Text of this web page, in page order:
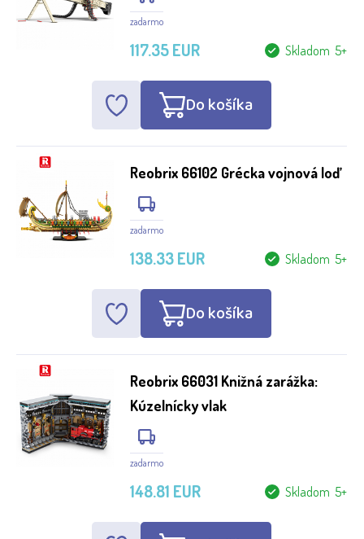
zadarmo
Skladom 5+
117.35 EUR
Do košíka
Reobrix 66102 Grécka vojnová loď
zadarmo
Skladom 5+
138.33 EUR
Do košíka
Reobrix 66031 Knižná zarážka:
Kúzelnícky vlak
zadarmo
Skladom 5+
148.81 EUR